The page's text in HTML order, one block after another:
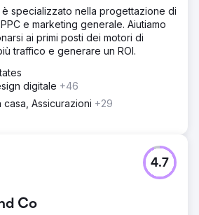
specializzato nella progettazione di
e marketing generale. Aiutiamo
ai primi posti dei motori di
traffico e generare un ROI.
digitale +46
Assicurazioni +29
Co
4.7